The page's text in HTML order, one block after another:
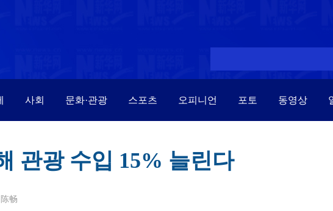
사회 문화·관광 스포츠 오피니언 포토 동영상
관광 수입 15% 늘린다
陈畅